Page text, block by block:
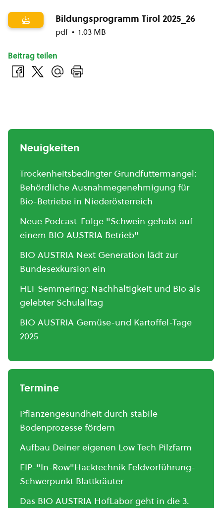
Bildungsprogramm Tirol 2025_26
pdf 1.03 MB
Beitrag teilen
Neuigkeiten
Trockenheitsbedingter Grundfuttermangel:
Behördliche Ausnahmegenehmigung für
Bio-Betriebe in Niederösterreich
Neue Podcast-Folge "Schwein gehabt auf
einem BIO AUSTRIA Betrieb"
BIO AUSTRIA Next Generation lädt zur
Bundesexkursion ein
HLT Semmering: Nachhaltigkeit und Bio als
gelebter Schulalltag
BIO AUSTRIA Gemüse-und Kartoffel-Tage
2025
Termine
Pflanzengesundheit durch stabile
Bodenprozesse fördern
Aufbau Deiner eigenen Low Tech Pilzfarm
EIP-"In-Row"Hacktechnik Feldvorführung-
Schwerpunkt Blattkräuter
Das BIO AUSTRIA HofLabor geht in die 3.